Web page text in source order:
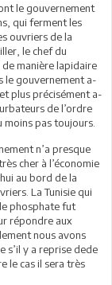
le gouvernement
qui ferment les
ouvriers de la
le chef du
manière lapidaire
le gouvernement a-
plus précisément a-
de l’ordre
moins pas toujours.
n’a presque
cher à l’économie
au bord de la
La Tunisie qui
phosphate fut
répondre aux
nous avons
s’il y a reprise dede
le cas il sera très